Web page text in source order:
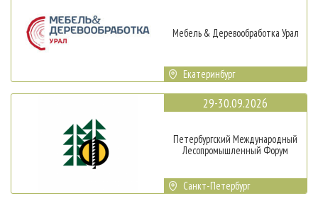
Мебель & Деревообработка Урал
Екатеринбург
29-30.09.2026
Петербургский Международный
Лесопромышленный Форум
Санкт-Петербург